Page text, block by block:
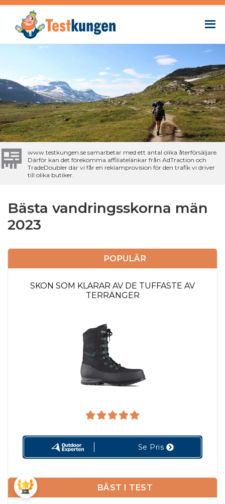
www.testkungen.se samarbetar med ett antal olika återförsäljare.
Därför kan det förekomma affiliatelänkar från AdTraction och
TradeDoubler där vi får en reklamprovision för den trafik vi driver
till olika butiker.
Bästa vandringsskorna män
2023
POPULÄR
SKON SOM KLARAR AV DE TUFFASTE AV
TERRÄNGER
Se Pris
BÄST I TEST